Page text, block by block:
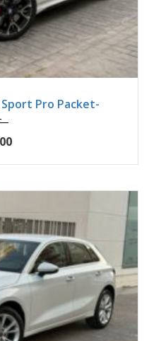
Pro Packet-